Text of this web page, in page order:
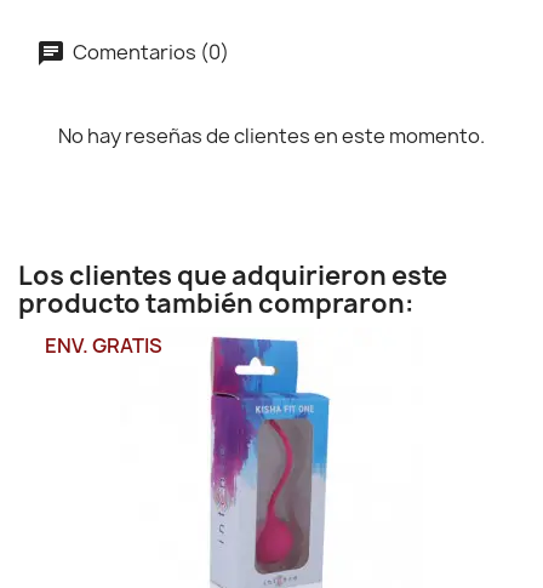
Comentarios (0)
No hay reseñas de clientes en este momento.
Los clientes que adquirieron este
producto también compraron:
ENV. GRATIS